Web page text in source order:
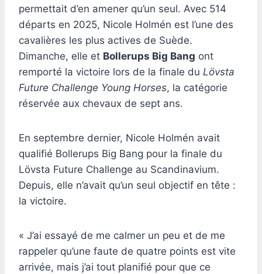
permettait d’en amener qu’un seul. Avec 514
départs en 2025, Nicole Holmén est l’une des
cavalières les plus actives de Suède.
Dimanche, elle et Bollerups Big Bang ont
remporté la victoire lors de la finale du Lövsta
Future Challenge Young Horses, la catégorie
réservée aux chevaux de sept ans.
En septembre dernier, Nicole Holmén avait
qualifié Bollerups Big Bang pour la finale du
Lövsta Future Challenge au Scandinavium.
Depuis, elle n’avait qu’un seul objectif en tête :
la victoire.
« J’ai essayé de me calmer un peu et de me
rappeler qu’une faute de quatre points est vite
arrivée, mais j’ai tout planifié pour que ce